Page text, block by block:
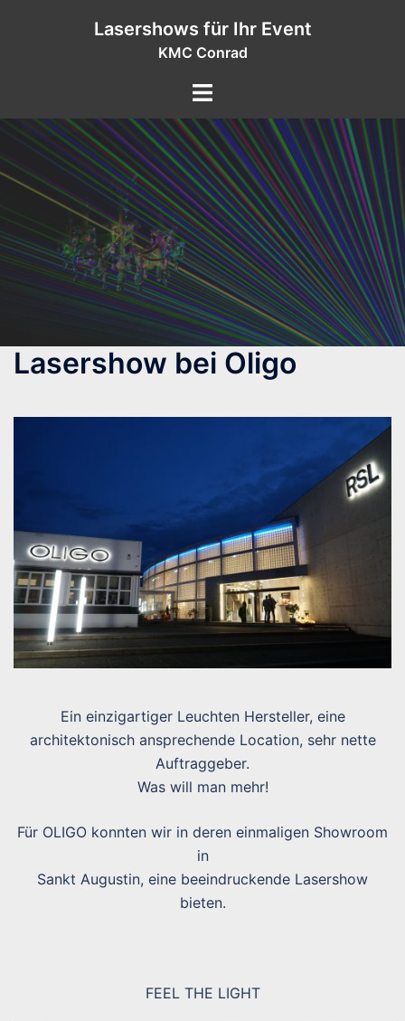
Lasershows für Ihr Event
KMC Conrad
Lasershow bei Oligo
Ein einzigartiger Leuchten Hersteller, eine
architektonisch ansprechende Location, sehr nette
Auftraggeber.
Was will man mehr!
Für OLIGO konnten wir in deren einmaligen Showroom
in
Sankt Augustin, eine beeindruckende Lasershow
bieten.
FEEL THE LIGHT